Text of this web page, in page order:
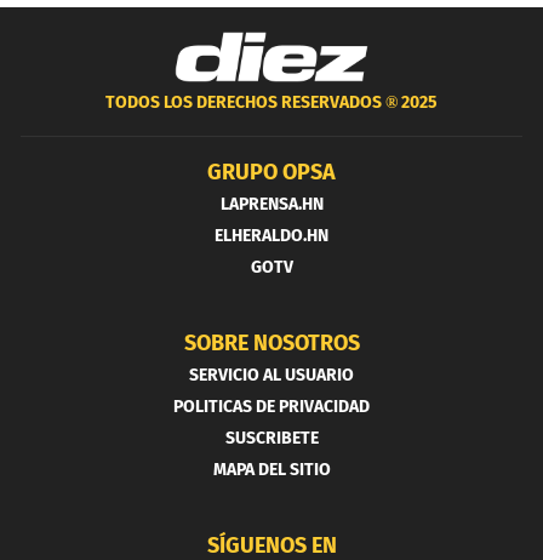
TODOS LOS DERECHOS RESERVADOS ®2025
GRUPO OPSA
LAPRENSA.HN
ELHERALDO.HN
GOTV
SOBRE NOSOTROS
SERVICIO AL USUARIO
POLITICAS DE PRIVACIDAD
SUSCRIBETE
MAPA DEL SITIO
SÍGUENOS EN